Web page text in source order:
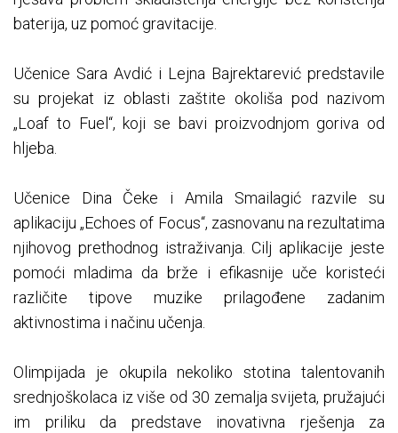
baterija, uz pomoć gravitacije.
Učenice Sara Avdić i Lejna Bajrektarević predstavile
su projekat iz oblasti zaštite okoliša pod nazivom
„Loaf to Fuel“, koji se bavi proizvodnjom goriva od
hljeba.
Učenice Dina Čeke i Amila Smailagić razvile su
aplikaciju „Echoes of Focus“, zasnovanu na rezultatima
njihovog prethodnog istraživanja. Cilj aplikacije jeste
pomoći mladima da brže i efikasnije uče koristeći
različite tipove muzike prilagođene zadanim
aktivnostima i načinu učenja.
Olimpijada je okupila nekoliko stotina talentovanih
srednjoškolaca iz više od 30 zemalja svijeta, pružajući
im priliku da predstave inovativna rješenja za